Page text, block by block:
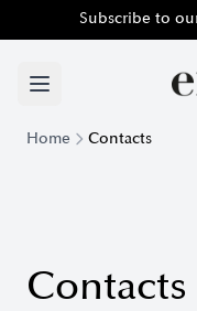
Subscribe to
Subscribe to
Home Contacts
Contacts